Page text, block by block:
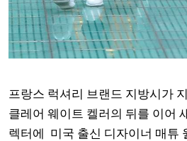
프랑스 럭셔리 브랜드 지방시가
클레어 웨이트 켈러의 뒤를 이어
렉터에 미국 출신 디자이너 매튜